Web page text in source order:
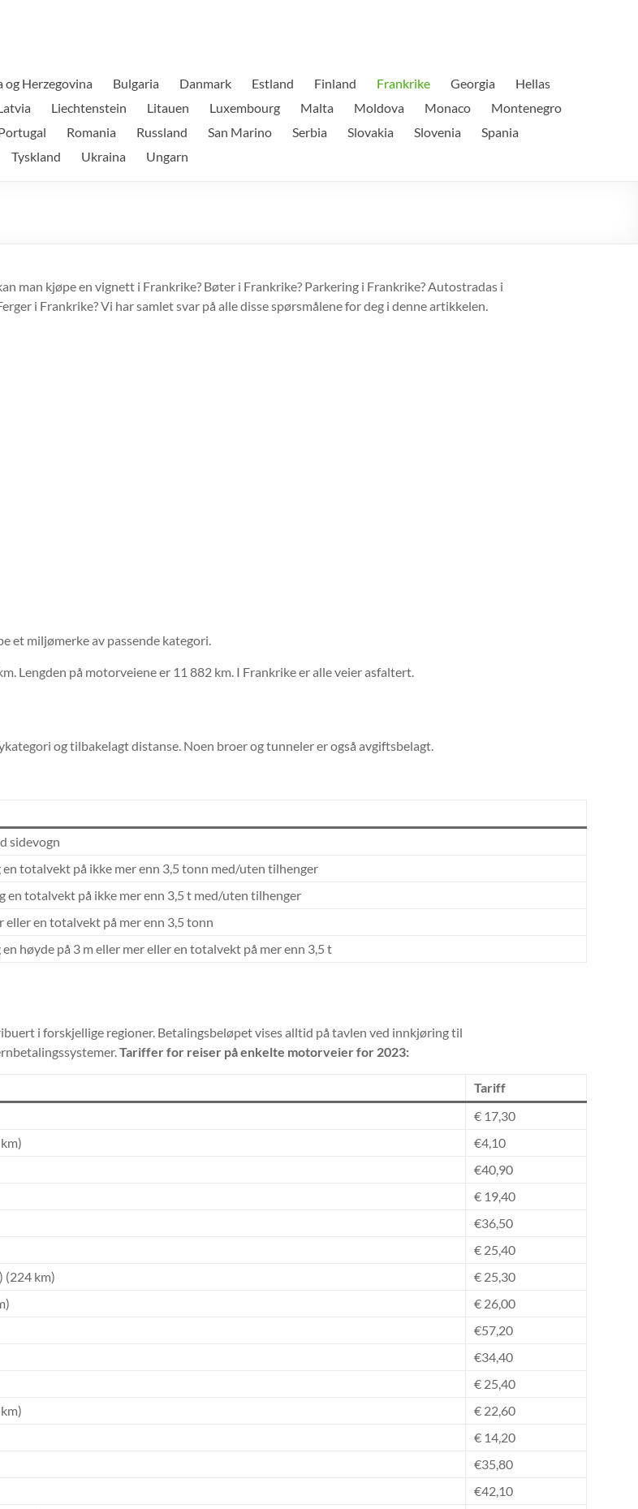
og Herzegovina Bulgaria Danmark Estland Finland Frankrike Georgia
Hellas
Liechtenstein Litauen Luxembourg Malta Moldova Monaco
Montenegro
Romania Russland San Marino Serbia Slovakia Slovenia
Spania
Tyskland Ukraina Ungarn
man kjøpe en vignett i Frankrike? Bøter i Frankrike? Parkering i Frankrike? Autostradas i
i Frankrike? Vi har samlet svar på alle disse spørsmålene for deg i denne artikkelen.
et miljømerke av passende kategori.
Lengden på motorveiene er 11 882 km. I Frankrike er alle veier asfaltert.
og tilbakelagt distanse. Noen broer og tunneler er også avgiftsbelagt.
sidevogn
en totalvekt på ikke mer enn 3,5 tonn med/uten tilhenger
en totalvekt på ikke mer enn 3,5 t med/uten tilhenger
eller en totalvekt på mer enn 3,5 tonn
høyde på 3 m eller mer eller en totalvekt på mer enn 3,5 t
i forskjellige regioner. Betalingsbeløpet vises alltid på tavlen ved innkjøring til
Tariffer for reiser på enkelte motorveier for 2023:
Tariff
€ 17,30
€4,10
€40,90
€ 19,40
€36,50
€ 25,40
(224 km)
€ 25,30
€ 26,00
€57,20
€34,40
€ 25,40
€ 22,60
€ 14,20
€35,80
€42,10